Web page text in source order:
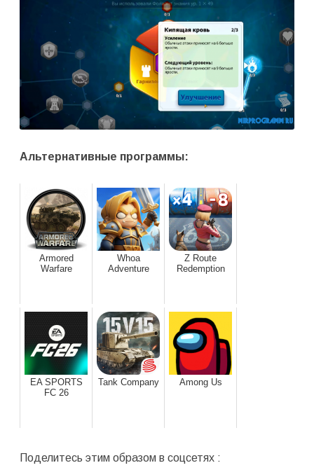
Альтернативные программы:
Armored
Warfare
Whoa
Adventure
Z Route
Redemption
EA SPORTS
FC 26
Tank Company Among Us
Поделитесь этим образом в соцсетях :